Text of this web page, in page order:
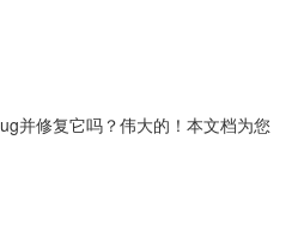
并修复它吗？伟大的！本文档为您